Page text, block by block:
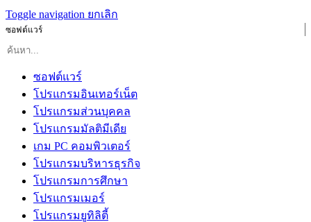
Toggle navigation ยกเลิก
ซอฟต์แวร์
ซอฟต์แวร์
โปรแกรมอินเทอร์เน็ต
โปรแกรมส่วนบุคคล
โปรแกรมมัลติมีเดีย
เกม PC คอมพิวเตอร์
โปรแกรมบริหารธุรกิจ
โปรแกรมการศึกษา
โปรแกรมเมอร์
โปรแกรมยูทิลิตี้